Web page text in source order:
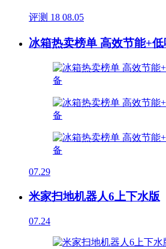
评测 18 08.05
冰箱热卖榜单 高效节能+
07.29
米家扫地机器人6上下水版
07.24